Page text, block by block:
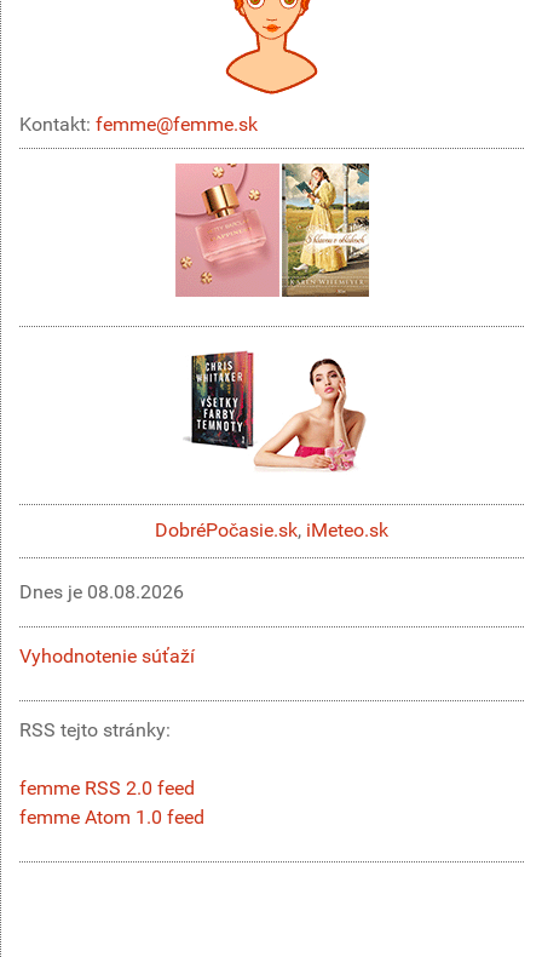
Kontakt: femme@femme.sk
DobréPočasie.sk, iMeteo.sk
Dnes je 08.08.2026
Vyhodnotenie súťaží
RSS tejto stránky:
femme RSS 2.0 feed
femme Atom 1.0 feed